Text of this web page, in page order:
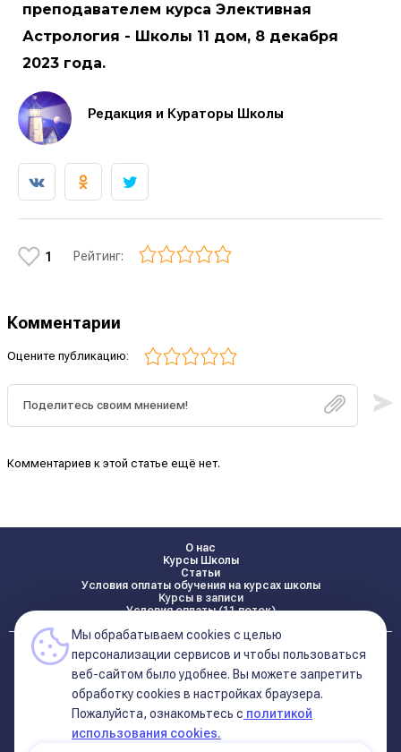
преподавателем курса Элективная
Астрология - Школы 11 дом, 8 декабря
2023 года.
Редакция и Кураторы Школы
1 Рейтинг:
Комментарии
Оцените публикацию:
Комментариев к этой статье ещё нет.
О нас
Курсы Школы
Статьи
Условия оплаты обучения на курсах школы
Курсы в записи
Условия оплаты (11 поток)
Реквизиты
Контакты
Политика конфиденциальности
Договор оферта (соглашение)
+7 495 681 02 96
Мы обрабатываем cookies с целью
персонализации сервисов и чтобы пользоваться
веб-сайтом было удобнее. Вы можете запретить
обработку сookies в настройках браузера.
Пожалуйста, ознакомьтесь с политикой
использования cookies.